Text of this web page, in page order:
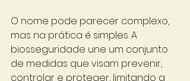
O nome pode parecer complexo,
mas na prática é simples. A
biosseguridade une um conjunto
de medidas que visam prevenir,
controlar e proteger, limitando a